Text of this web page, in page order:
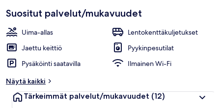
Standard-huoneisto, 3
Suositut palvelut/mukavuudet
Uima-allas
Lentokenttäkuljetukset
Jaettu keittiö
Pyykinpesutilat
Pysäköinti saatavilla
Ilmainen Wi-Fi
Näytä kaikki
Tärkeimmät palvelut/mukavuudet (12)